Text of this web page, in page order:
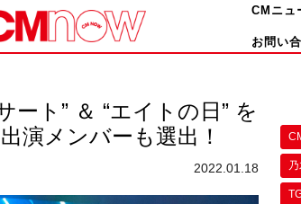
CMニュ
お問い
ト” ＆ “エイトの日” を
演メンバーも選出！
2022.01.18